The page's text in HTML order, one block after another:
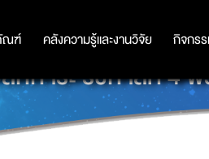
ฑ์ คลังความรู้และงานวิจัย กิจกร
ฑ์ คลังความรู้และงานวิจัย กิจกร
การะ รัชกาลที่ 4